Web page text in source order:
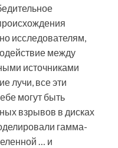
исследователям,
между
источниками
лучи, все эти
могут быть
взрывов в дисках
гамма-
… и